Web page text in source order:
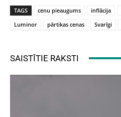
TAGS cenu pieaugums inflācija
Luminor
pārtikas cenas Svarīgi
SAISTĪTIE RAKSTI